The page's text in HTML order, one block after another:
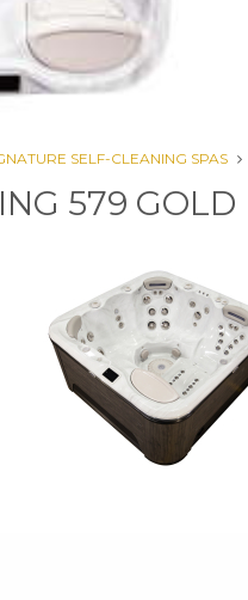
SELF-CLEANING SPAS
579 GOLD